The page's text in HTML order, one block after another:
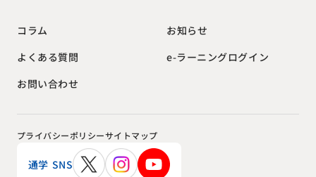
コラム お知らせ
よくある質問 e-ラーニングログイン
お問い合わせ
プライバシーポリシーサイトマップ
通学 SNS